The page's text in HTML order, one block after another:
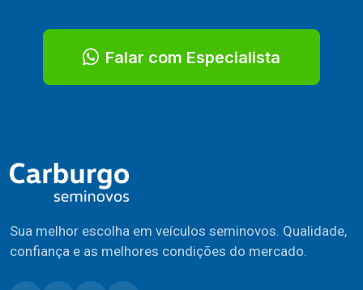
Falar com Especialista
Sua melhor escolha em veículos seminovos. Qualidade,
confiança e as melhores condições do mercado.